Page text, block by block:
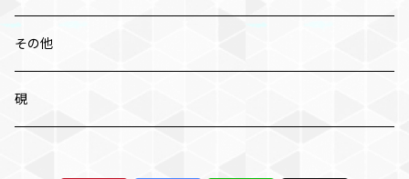
中筆
太筆
その他
硯